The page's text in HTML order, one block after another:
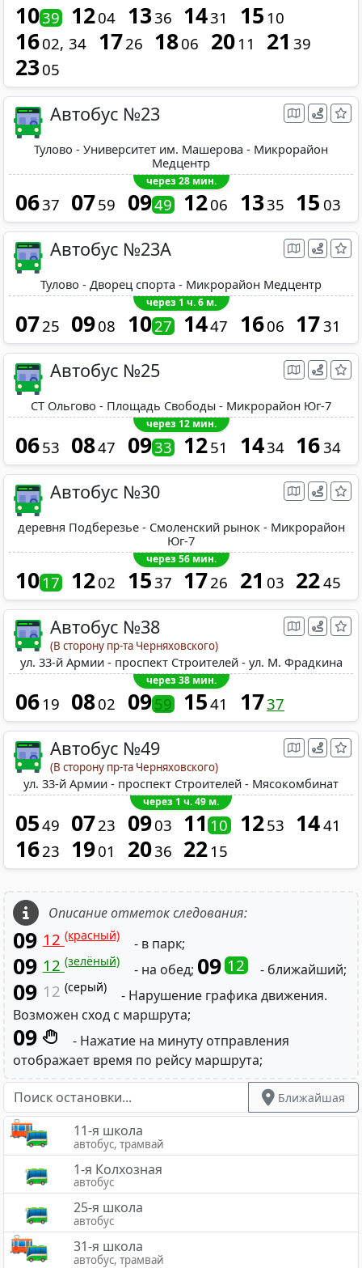
Ближайшая
11-я школа
автобус, трамвай
1-я Колхозная
автобус
25-я школа
автобус
31-я школа
автобус, трамвай
1039 1204 1336 1431 15 10
1602 34 1726 1806 20 11 21 39
2305
Автобус №23
Тулово - Университет им. Машерова - Микрорайон
Медцентр
через 28 мин.
0637 0759 0949 1206 1335 15 03
Автобус №23A
Тулово - Дворец спорта - Микрорайон Медцентр
через 1 ч. 6 м.
0725 0908 1027 1447 1606 1731
Автобус №25
СТ Ольгово - Площадь Свободы - Микрорайон Юг-7
через 12 мин.
0653 0847 0933 1251 1434 1634
Автобус №30
деревня Подберезье - Смоленский рынок - Микрорайон
Юг-7
через 56 мин.
1017 1202 1537 1726 21 03 2245
Автобус №38
(В сторону пр-та Черняховского)
ул. 33-й Армии - проспект Строителей - ул. М. Фрадкина
через 38 мин.
06 19 0802 0959 1541 1737
Автобус №49
(В сторону пр-та Черняховского)
ул. 33-й Армии - проспект Строителей - Мясокомбинат
через 1 ч. 49 м.
0549 0723 0903 1110 1253 1441
1623 1901 2036 22 15
Описание отметок следования:
09 12(красный) - в парк;
09 12(зелёный) - на обед; 09 12 - ближайший;
09 12 (серый)
- Нарушение графика движения.
Возможен сход с маршрута;
09
- Нажатие на минуту отправления
отображает время по рейсу маршрута;